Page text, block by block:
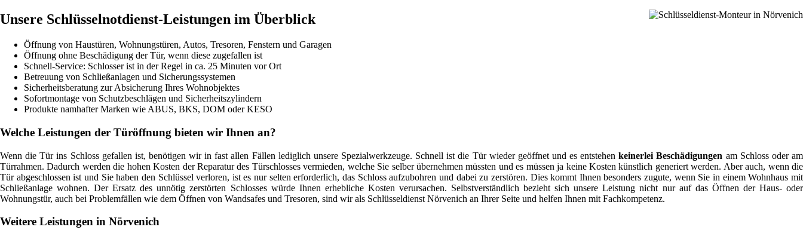
Unsere Schlüsselnotdienst-Leistungen im Überblick
Öffnung von Haustüren, Wohnungstüren, Autos, Tresoren, Fenstern und Garagen
Öffnung ohne Beschädigung der Tür, wenn diese zugefallen ist
Schnell-Service: Schlosser ist in der Regel in ca. 25 Minuten vor Ort
Betreuung von Schließanlagen und Sicherungssystemen
Sicherheitsberatung zur Absicherung Ihres Wohnobjektes
Sofortmontage von Schutzbeschlägen und Sicherheitszylindern
Produkte namhafter Marken wie ABUS, BKS, DOM oder KESO
Welche Leistungen der Türöffnung bieten wir Ihnen an?
Wenn die Tür ins Schloss gefallen ist, benötigen wir in fast allen Fällen lediglich unsere Spezialwerkzeuge. Schnell ist die Tür wieder geöffnet und es entstehenkeinerlei Beschädigungen am Schloss oder am
Türrahmen. Dadurch werden die hohen Kosten der Reparatur des Türschlosses vermieden, welche Sie selber übernehmen müssten und es müssen ja keine Kosten künstlich generiert werden. Aber auch, wenn die
Tür abgeschlossen ist und Sie haben den Schlüssel verloren, ist es nur selten erforderlich, das Schloss aufzubohren und dabei zu zerstören. Dies kommt Ihnen besonders zugute, wenn Sie in einem Wohnhaus mit
Schließanlage wohnen. Der Ersatz des unnötig zerstörten Schlosses würde Ihnen erhebliche Kosten verursachen. Selbstverständlich bezieht sich unsere Leistung nicht nur auf das Öffnen der Haus- oder
Wohnungstür, auch bei Problemfällen wie dem Öffnen von Wandsafes und Tresoren, sind wir als Schlüsseldienst Nörvenich an Ihrer Seite und helfen Ihnen mit Fachkompetenz.
Weitere Leistungen in Nörvenich